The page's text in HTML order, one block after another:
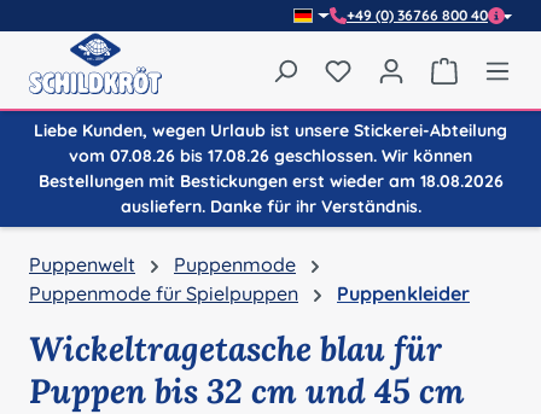
+49 (0) 36766 800 40
Du hast 0 Produkte
Liebe Kunden, wegen Urlaub ist unsere Stickerei-Abteilung
vom 07.08.26 bis 17.08.26 geschlossen. Wir können
Bestellungen mit Bestickungen erst wieder am 18.08.2026
ausliefern. Danke für ihr Verständnis.
Puppenwelt
Puppenmode
Puppenmode für Spielpuppen
Puppenkleider
Wickeltragetasche blau für
Puppen bis 32 cm und 45 cm